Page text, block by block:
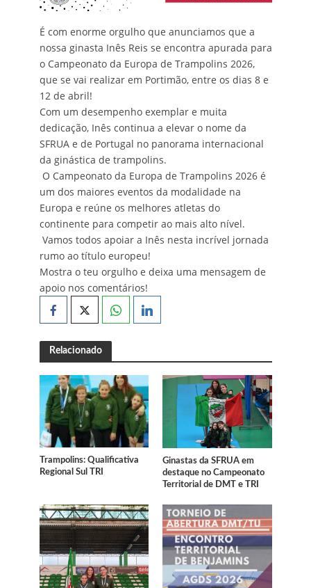
É com enorme orgulho que anunciamos que a
nossa ginasta Inês Reis se encontra apurada para
o Campeonato da Europa de Trampolins 2026,
que se vai realizar em Portimão, entre os dias 8 e
12 de abril!
Com um desempenho exemplar e muita
dedicação, Inês continua a elevar o nome da
SFRUA e de Portugal no panorama internacional
da ginástica de trampolins.
O Campeonato da Europa de Trampolins 2026 é
um dos maiores eventos da modalidade na
Europa e reúne os melhores atletas do
continente para competir ao mais alto nível.
Vamos todos apoiar a Inês nesta incrível jornada
rumo ao título europeu!
Mostra o teu orgulho e deixa uma mensagem de
apoio nos comentários!
Relacionado
Trampolins: Qualificativa
Regional Sul TRI
Ginastas da SFRUA em
destaque no Campeonato
Territorial de DMT e TRI